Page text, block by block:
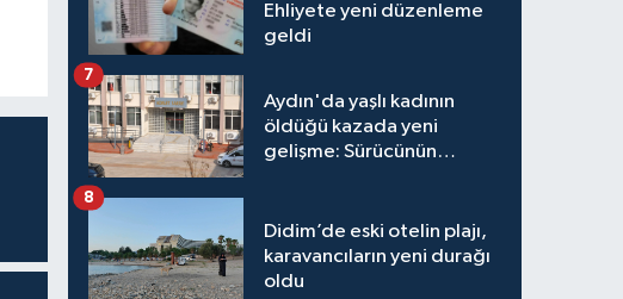
Ehliyete yeni düzenleme
geldi
Aydın'da yaşlı kadının
öldüğü kazada yeni
gelişme: Sürücünün
7
Didim’de eski otelin plajı,
karavancıların yeni durağı
oldu
8